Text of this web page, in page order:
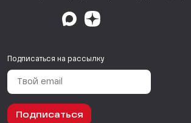
Подписаться на рассылку
Подписаться